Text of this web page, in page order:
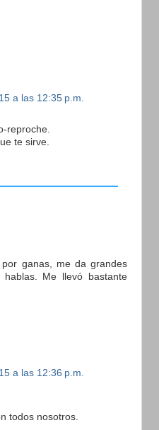
a las 12:35 p.m.
reproche.
te sirve.
ganas, me da grandes
Me llevó bastante
a las 12:36 p.m.
todos nosotros.